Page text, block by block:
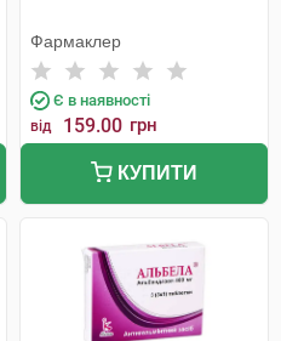
Фармаклер
Є в наявності
від 159.00 грн
КУПИТИ